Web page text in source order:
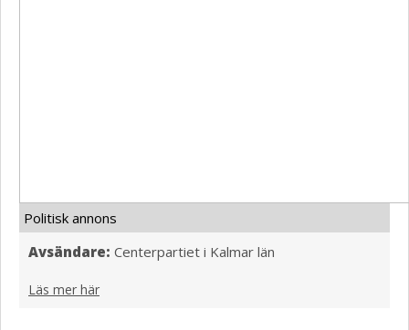
Politisk annons
Avsändare: Centerpartiet i Kalmar län
Läs mer här